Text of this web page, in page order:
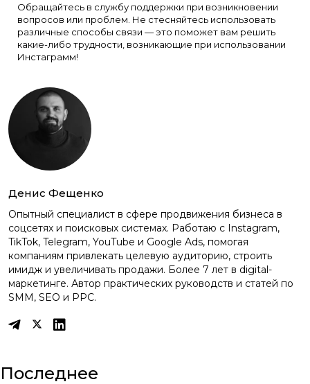
Обращайтесь в службу поддержки при возникновении
вопросов или проблем. Не стесняйтесь использовать
различные способы связи — это поможет вам решить
какие-либо трудности, возникающие при использовании
Инстаграмм!
Денис Фещенко
Опытный специалист в сфере продвижения бизнеса в
соцсетях и поисковых системах. Работаю с Instagram,
TikTok, Telegram, YouTube и Google Ads, помогая
компаниям привлекать целевую аудиторию, строить
имидж и увеличивать продажи. Более 7 лет в digital-
маркетинге. Автор практических руководств и статей по
SMM, SEO и PPC.
Последнее